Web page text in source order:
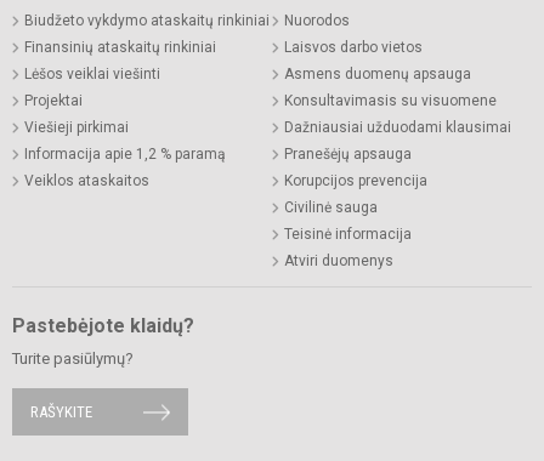
Biudžeto vykdymo ataskaitų rinkiniai
Finansinių ataskaitų rinkiniai
Lėšos veiklai viešinti
Projektai
Viešieji pirkimai
Informacija apie 1,2 % paramą
Veiklos ataskaitos
Nuorodos
Laisvos darbo vietos
Asmens duomenų apsauga
Konsultavimasis su visuomene
Dažniausiai užduodami klausimai
Pranešėjų apsauga
Korupcijos prevencija
Civilinė sauga
Teisinė informacija
Atviri duomenys
Pastebėjote klaidų?
Turite pasiūlymų?
RAŠYKITE